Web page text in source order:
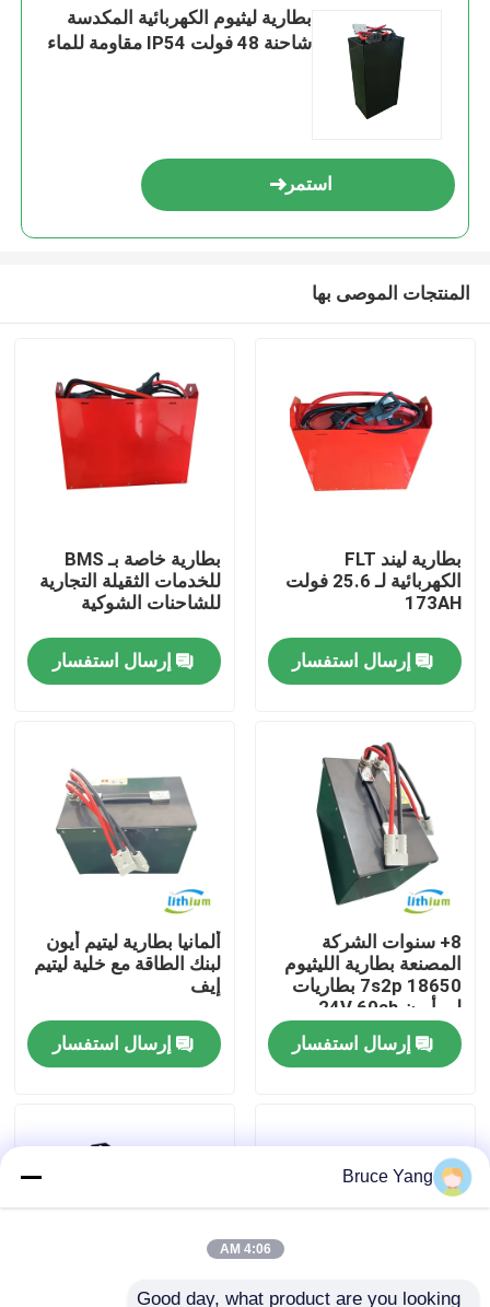
بيت
معلومات عنا
جولة في المعمل
رقابة جودة
اطلب اقتباس
بطارية ليثيوم أيون رافعة شوكية كهربائية
بطارية شاحنة البليت
بطارية ليثيوم الكهربائية المكدسة
شاحنة 48 فولت IP54 مقاومة للماء
استمر
المنتجات الموصى بها
بطارية ليند FLT
الكهربائية لـ 25.6 فولت
173AH
إرسال استفسار
بطارية خاصة بـ BMS
للخدمات الثقيلة التجارية
للشاحنات الشوكية
إرسال استفسار
8+ سنوات الشركة
المصنعة بطارية الليثيوم
18650 7s2p بطاريات
لي أيون 24V 60ah
إرسال استفسار
ألمانيا بطارية ليتيم أيون
لبنك الطاقة مع خلية ليتيم
إيف
إرسال استفسار
Bruce Yang
4:06 AM
Good day, what product are you looking